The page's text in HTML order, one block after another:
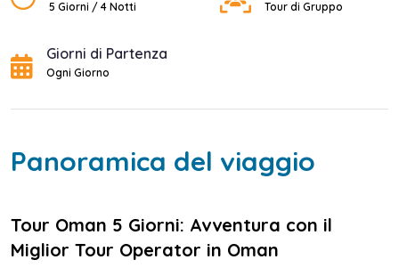
5 Giorni / 4 Notti Tour di Gruppo
Giorni di Partenza
Ogni Giorno
Panoramica del viaggio
Tour Oman 5 Giorni: Avventura con il
Miglior Tour Operator in Oman